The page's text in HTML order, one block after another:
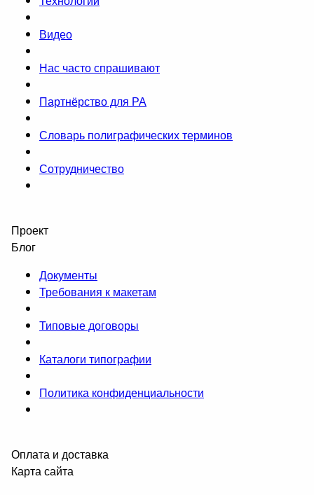
Видео
Нас часто спрашивают
Партнёрство для РА
Словарь полиграфических терминов
Сотрудничество
Проект
Блог
Документы
Требования к макетам
Типовые договоры
Каталоги типографии
Политика конфиденциальности
Оплата и доставка
Карта сайта